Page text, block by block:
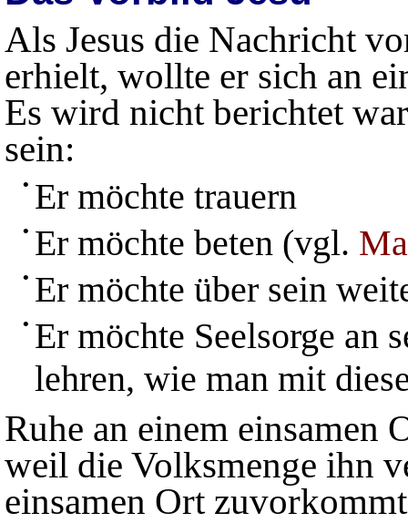
Als Jesus die Nachricht
erhielt, wollte er sich an
Es wird nicht berichtet
sein:
• Er möchte trauern
• Er möchte beten (vgl.
• Er möchte über sein
• Er möchte Seelsorge an
lehren, wie man mit
Ruhe an einem einsamen
weil die Volksmenge ihn
einsamen Ort